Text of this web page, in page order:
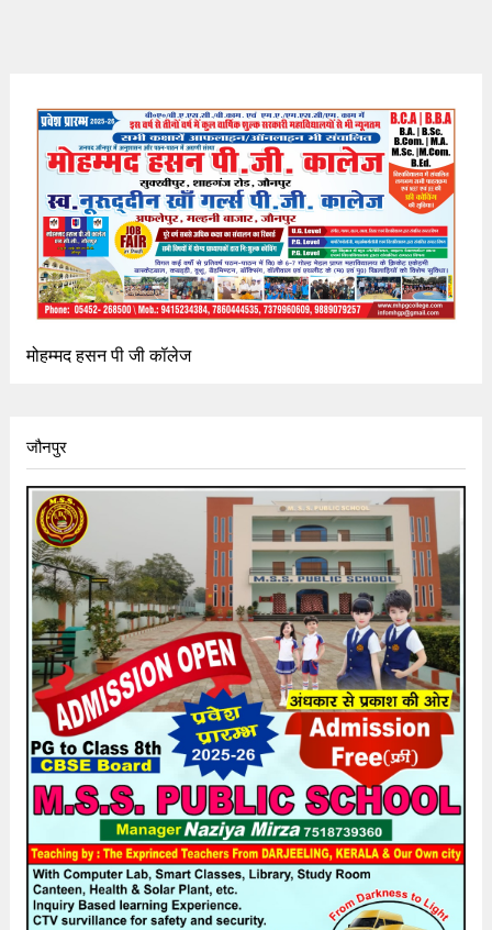
मोहम्मद हसन पी जी कॉलेज
जौनपुर